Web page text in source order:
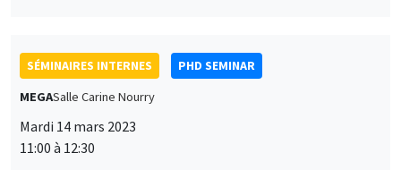
SÉMINAIRES INTERNES
PHD SEMINAR
MEGASalle Carine Nourry
Mardi 14 mars 2023
11:00 à 12:30